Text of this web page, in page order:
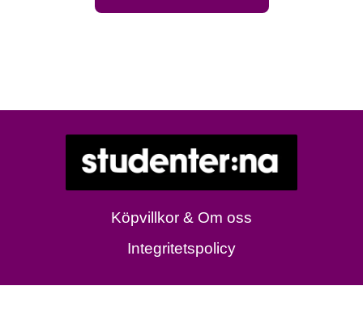
Köpvillkor & Om oss
Integritetspolicy